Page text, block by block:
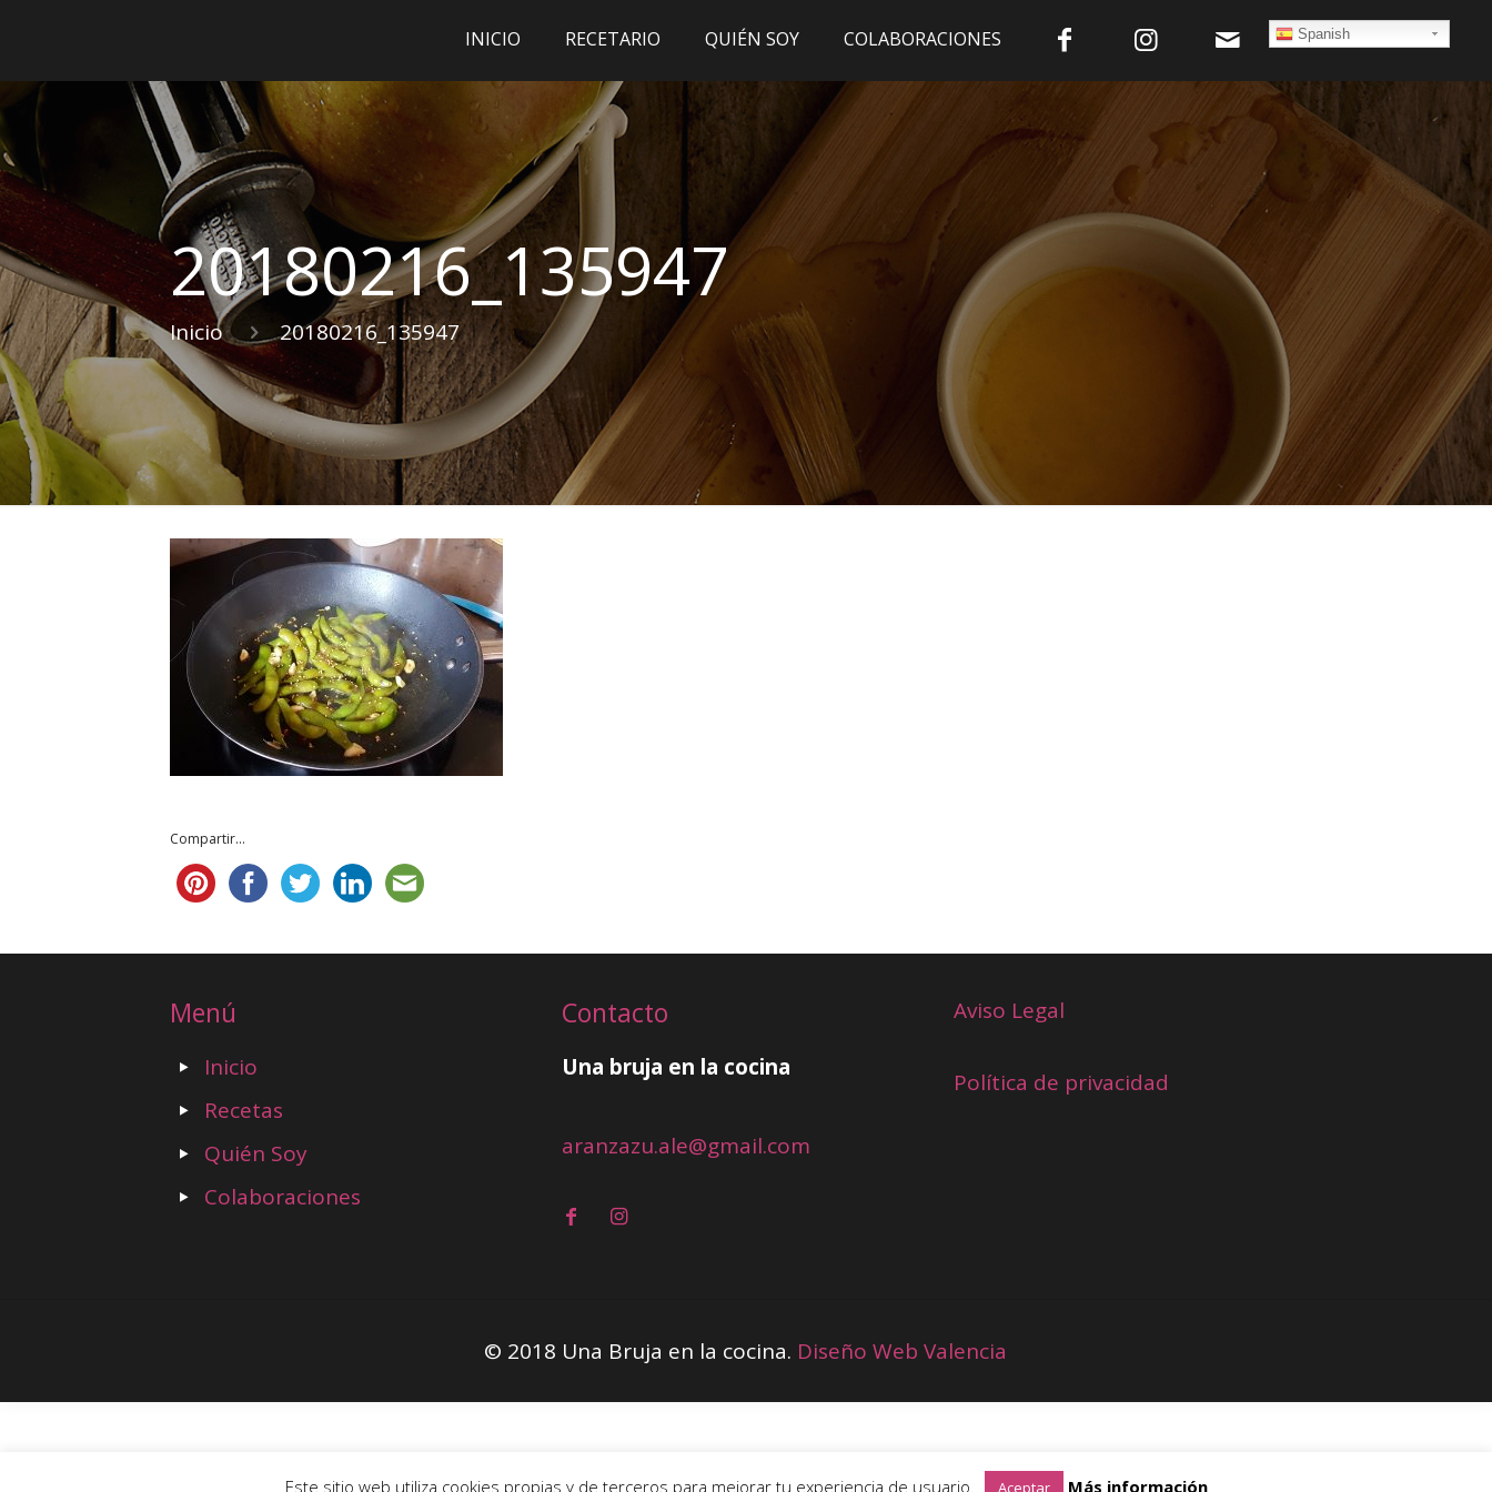
INICIO RECETARIO QUIÉN SOY COLABORACIONES Spanish
20180216_135947
Inicio 20180216_135947
Compartir...
Menú
Inicio
Recetas
Quién Soy
Colaboraciones
Contacto
Una bruja en la cocina
aranzazu.ale@gmail.com
Aviso Legal
Política de privacidad
© 2018 Una Bruja en la cocina. Diseño Web Valencia
Este sitio web utiliza cookies propias y de terceros para mejorar tu experiencia de usuario. Aceptar Más información